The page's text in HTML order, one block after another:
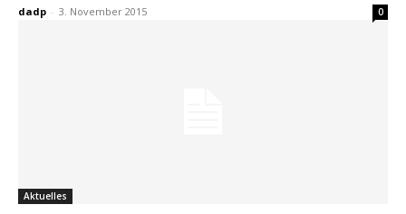
dadp - 3. November 2015 0
Aktuelles